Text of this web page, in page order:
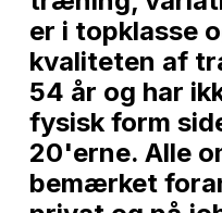
er i topklasse
kvaliteten af
54 år og har
fysisk form
20'erne. Alle
bemærket